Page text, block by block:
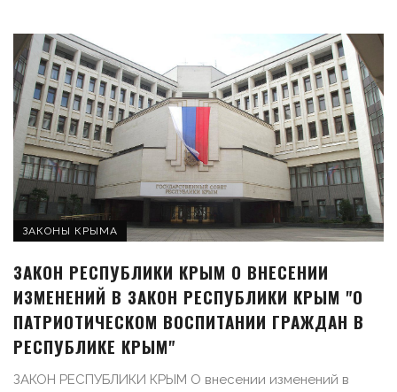
ЗАКОНЫ КРЫМА
ЗАКОН РЕСПУБЛИКИ КРЫМ О ВНЕСЕНИИ
ИЗМЕНЕНИЙ В ЗАКОН РЕСПУБЛИКИ КРЫМ "О
ПАТРИОТИЧЕСКОМ ВОСПИТАНИИ ГРАЖДАН В
РЕСПУБЛИКЕ КРЫМ"
ЗАКОН РЕСПУБЛИКИ КРЫМ О внесении изменений в